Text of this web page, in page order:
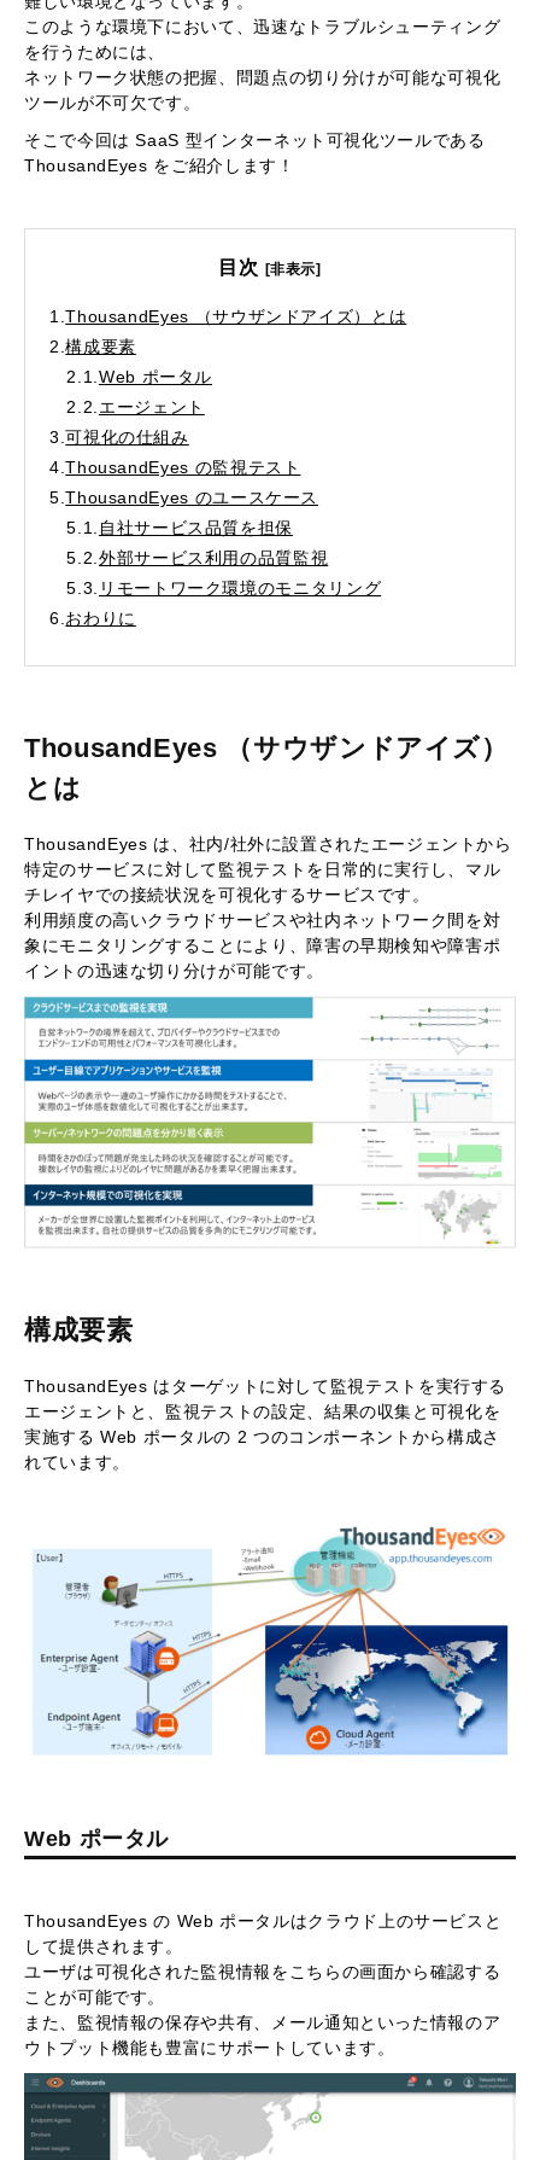
このような環境下において、迅速なトラブルシューティング
を行うためには、
ネットワーク状態の把握、問題点の切り分けが可能な可視化
ツールが不可欠です。
そこで今回は SaaS 型インターネット可視化ツールである
ThousandEyes をご紹介します！
目次 [非表示]
1.ThousandEyes （サウザンドアイズ）とは
2.構成要素
2.1. Web ポータル
2.2. エージェント
3.可視化の仕組み
4.ThousandEyes の監視テスト
5.ThousandEyes のユースケース
5.1.
自社サービス品質を担保
5.2. 外部サービス利用の品質監視
5.3. リモートワーク環境のモニタリング
6. おわりに
ThousandEyes （サウザンドアイズ）
とは
ThousandEyes は、社内/社外に設置されたエージェントから
特定のサービスに対して監視テストを日常的に実行し、マル
チレイヤでの接続状況を可視化するサービスです。
利用頻度の高いクラウドサービスや社内ネットワーク間を対
象にモニタリングすることにより、障害の早期検知や障害ポ
イントの迅速な切り分けが可能です。
構成要素
ThousandEyes はターゲットに対して監視テストを実行する
エージェントと、監視テストの設定、結果の収集と可視化を
実施する Web ポータルの 2 つのコンポーネントから構成さ
れています。
Web ポータル
ThousandEyes の Web ポータルはクラウド上のサービスと
して提供されます。
ユーザは可視化された監視情報をこちらの画面から確認する
ことが可能です。
また、監視情報の保存や共有、メール通知といった情報のア
ウトプット機能も豊富にサポートしています。